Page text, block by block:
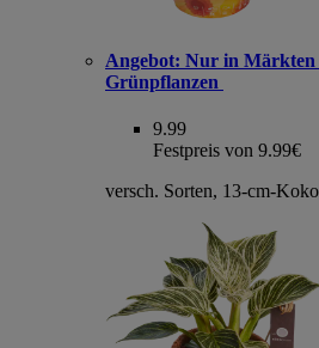
Angebot: Nur in Märkten
Grünpflanzen
9.99
Festpreis von 9.99€
versch. Sorten, 13-cm-